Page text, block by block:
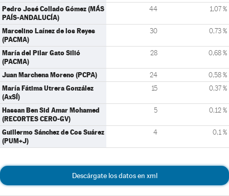
Pedro José Collado Gómez (MÁS
PAÍS-ANDALUCÍA)
44 1,07 %
Marcelino Laínez de los Reyes
(PACMA)
30 0,73 %
María del Pilar Gato Silió
(PACMA)
28 0,68 %
Juan Marchena Moreno (PCPA) 24 0,58 %
María Fátima Utrera González
(AxSÍ)
15 0,37 %
Hassan Ben Sid Amar Mohamed
(RECORTES CERO-GV)
5 0,12 %
Guillermo Sánchez de Cos Suárez
(PUM+J)
4 0,1 %
Descárgate los datos en xml